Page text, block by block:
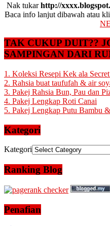
Nak tukarhttp://
Baca info lanjut dibawah atau
TAK CUKUP DUIT??
SAMPINGAN DARI
1. Koleksi Resepi Kek ala
2. Rahsia buat taufufah & air
3. Pakej Rahsia Bun, Pau dan
4. Pakej Lengkap Roti Canai
5. Pakej Lengkap Putu Bambu
Kategori
Kategori
Ranking Blog
Penafian